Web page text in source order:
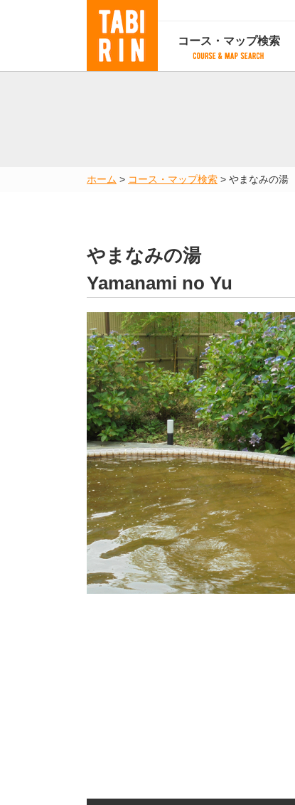
コース・マップ検索
地図から検索
ホーム > コース・マップ検索 > やまなみの湯
やまなみの湯
Yamanami no Yu